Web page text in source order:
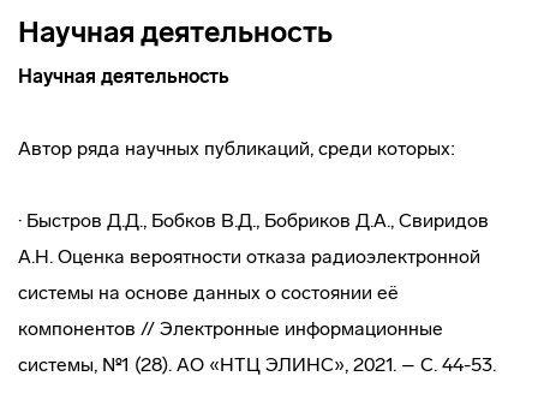
Научная деятельность
Научная деятельность
Автор ряда научных публикаций, среди которых:
· Быстров Д.Д., Бобков В.Д., Бобриков Д.А., Свиридов
А.Н. Оценка вероятности отказа радиоэлектронной
системы на основе данных о состоянии её
компонентов // Электронные информационные
системы, №1 (28). АО «НТЦ ЭЛИНС», 2021. – С. 44-53.